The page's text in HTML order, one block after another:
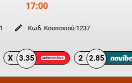
17:00
1 Κωδ. Κουπονιού:1237
X 3.35 2 2.85